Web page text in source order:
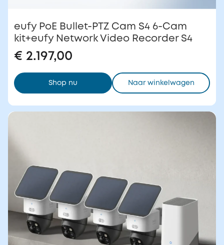
eufy PoE Bullet-PTZ Cam S4 6-Cam
kit+eufy Network Video Recorder S4
€ 2.197,00
Shop nu Naar winkelwagen